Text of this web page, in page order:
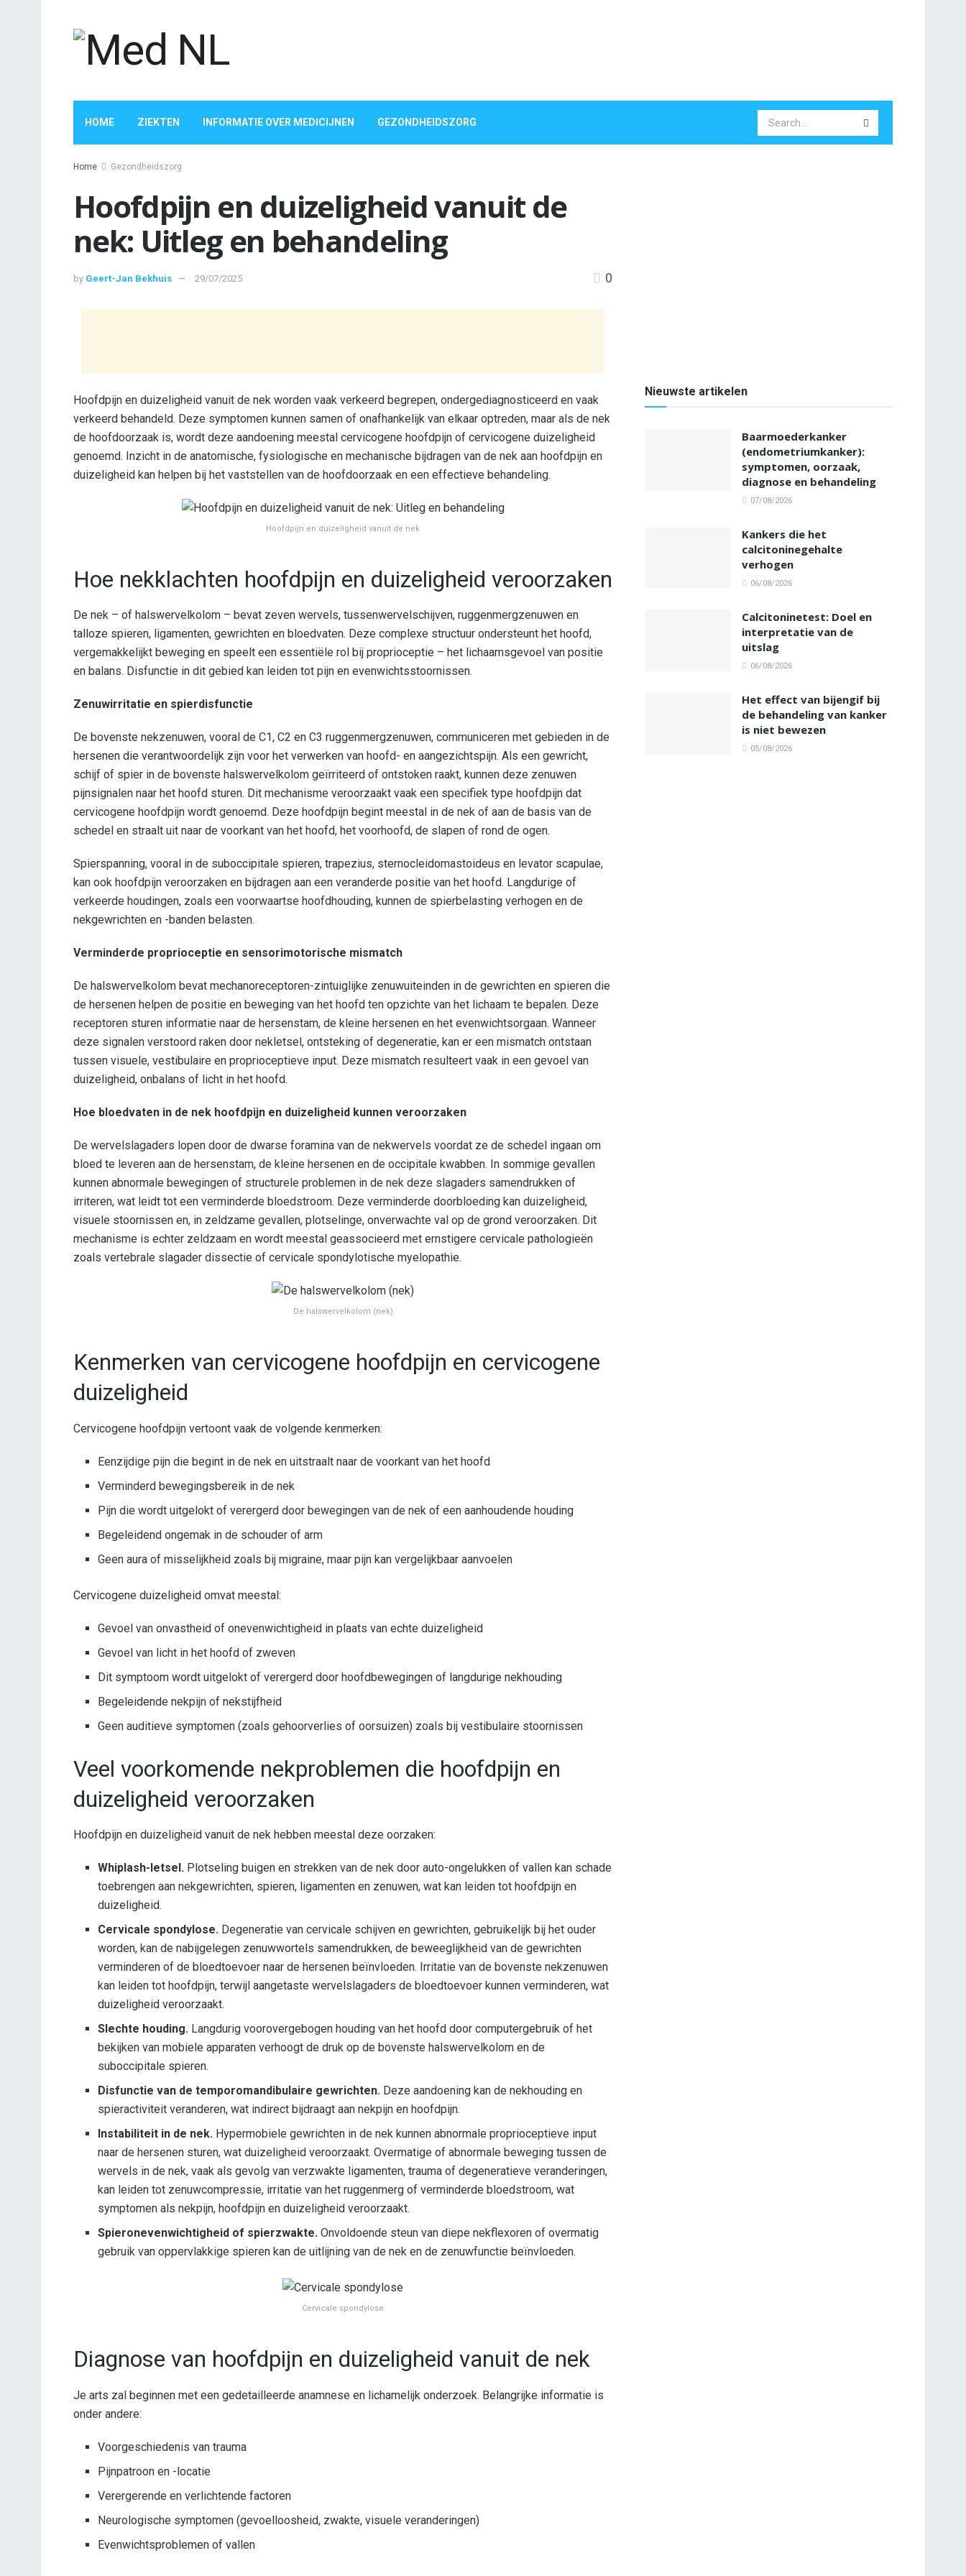
HOME ZIEKTEN INFORMATIE OVER MEDICIJNEN GEZONDHEIDSZORG
Home Gezondheidszorg
Hoofdpijn en duizeligheid vanuit de
nek: Uitleg en behandeling
by Geert-Jan Bekhuis 29/07/2025 0
Hoofdpijn en duizeligheid vanuit de nek worden vaak verkeerd begrepen, ondergediagnosticeerd en vaak
verkeerd behandeld. Deze symptomen kunnen samen of onafhankelijk van elkaar optreden, maar als de nek
de hoofdoorzaak is, wordt deze aandoening meestal cervicogene hoofdpijn of cervicogene duizeligheid
genoemd. Inzicht in de anatomische, fysiologische en mechanische bijdragen van de nek aan hoofdpijn en
duizeligheid kan helpen bij het vaststellen van de hoofdoorzaak en een effectieve behandeling.
Hoofdpijn en duizeligheid vanuit de nek
Hoe nekklachten hoofdpijn en duizeligheid veroorzaken
De nek – of halswervelkolom – bevat zeven wervels, tussenwervelschijven, ruggenmergzenuwen en
talloze spieren, ligamenten, gewrichten en bloedvaten. Deze complexe structuur ondersteunt het hoofd,
vergemakkelijkt beweging en speelt een essentiële rol bij proprioceptie – het lichaamsgevoel van positie
en balans. Disfunctie in dit gebied kan leiden tot pijn en evenwichtsstoornissen.
Zenuwirritatie en spierdisfunctie
De bovenste nekzenuwen, vooral de C1, C2 en C3 ruggenmergzenuwen, communiceren met gebieden in de
hersenen die verantwoordelijk zijn voor het verwerken van hoofd- en aangezichtspijn. Als een gewricht,
schijf of spier in de bovenste halswervelkolom geïrriteerd of ontstoken raakt, kunnen deze zenuwen
pijnsignalen naar het hoofd sturen. Dit mechanisme veroorzaakt vaak een specifiek type hoofdpijn dat
cervicogene hoofdpijn wordt genoemd. Deze hoofdpijn begint meestal in de nek of aan de basis van de
schedel en straalt uit naar de voorkant van het hoofd, het voorhoofd, de slapen of rond de ogen.
Spierspanning, vooral in de suboccipitale spieren, trapezius, sternocleidomastoideus en levator scapulae,
kan ook hoofdpijn veroorzaken en bijdragen aan een veranderde positie van het hoofd. Langdurige of
verkeerde houdingen, zoals een voorwaartse hoofdhouding, kunnen de spierbelasting verhogen en de
nekgewrichten en -banden belasten.
Verminderde proprioceptie en sensorimotorische mismatch
De halswervelkolom bevat mechanoreceptoren-zintuiglijke zenuwuiteinden in de gewrichten en spieren die
de hersenen helpen de positie en beweging van het hoofd ten opzichte van het lichaam te bepalen. Deze
receptoren sturen informatie naar de hersenstam, de kleine hersenen en het evenwichtsorgaan. Wanneer
deze signalen verstoord raken door nekletsel, ontsteking of degeneratie, kan er een mismatch ontstaan
tussen visuele, vestibulaire en proprioceptieve input. Deze mismatch resulteert vaak in een gevoel van
duizeligheid, onbalans of licht in het hoofd.
Hoe bloedvaten in de nek hoofdpijn en duizeligheid kunnen veroorzaken
De wervelslagaders lopen door de dwarse foramina van de nekwervels voordat ze de schedel ingaan om
bloed te leveren aan de hersenstam, de kleine hersenen en de occipitale kwabben. In sommige gevallen
kunnen abnormale bewegingen of structurele problemen in de nek deze slagaders samendrukken of
irriteren, wat leidt tot een verminderde bloedstroom. Deze verminderde doorbloeding kan duizeligheid,
visuele stoornissen en, in zeldzame gevallen, plotselinge, onverwachte val op de grond veroorzaken. Dit
mechanisme is echter zeldzaam en wordt meestal geassocieerd met ernstigere cervicale pathologieën
zoals vertebrale slagader dissectie of cervicale spondylotische myelopathie.
De halswervelkolom (nek)
Kenmerken van cervicogene hoofdpijn en cervicogene
duizeligheid
Cervicogene hoofdpijn vertoont vaak de volgende kenmerken:
Eenzijdige pijn die begint in de nek en uitstraalt naar de voorkant van het hoofd
Verminderd bewegingsbereik in de nek
Pijn die wordt uitgelokt of verergerd door bewegingen van de nek of een aanhoudende houding
Begeleidend ongemak in de schouder of arm
Geen aura of misselijkheid zoals bij migraine, maar pijn kan vergelijkbaar aanvoelen
Cervicogene duizeligheid omvat meestal:
Gevoel van onvastheid of onevenwichtigheid in plaats van echte duizeligheid
Gevoel van licht in het hoofd of zweven
Dit symptoom wordt uitgelokt of verergerd door hoofdbewegingen of langdurige nekhouding
Begeleidende nekpijn of nekstijfheid
Geen auditieve symptomen (zoals gehoorverlies of oorsuizen) zoals bij vestibulaire stoornissen
Veel voorkomende nekproblemen die hoofdpijn en
duizeligheid veroorzaken
Hoofdpijn en duizeligheid vanuit de nek hebben meestal deze oorzaken:
Whiplash-letsel. Plotseling buigen en strekken van de nek door auto-ongelukken of vallen kan schade
toebrengen aan nekgewrichten, spieren, ligamenten en zenuwen, wat kan leiden tot hoofdpijn en
duizeligheid.
Cervicale spondylose. Degeneratie van cervicale schijven en gewrichten, gebruikelijk bij het ouder
worden, kan de nabijgelegen zenuwwortels samendrukken, de beweeglijkheid van de gewrichten
verminderen of de bloedtoevoer naar de hersenen beïnvloeden. Irritatie van de bovenste nekzenuwen
kan leiden tot hoofdpijn, terwijl aangetaste wervelslagaders de bloedtoevoer kunnen verminderen, wat
duizeligheid veroorzaakt.
Slechte houding. Langdurig voorovergebogen houding van het hoofd door computergebruik of het
bekijken van mobiele apparaten verhoogt de druk op de bovenste halswervelkolom en de
suboccipitale spieren.
Disfunctie van de temporomandibulaire gewrichten. Deze aandoening kan de nekhouding en
spieractiviteit veranderen, wat indirect bijdraagt aan nekpijn en hoofdpijn.
Instabiliteit in de nek. Hypermobiele gewrichten in de nek kunnen abnormale proprioceptieve input
naar de hersenen sturen, wat duizeligheid veroorzaakt. Overmatige of abnormale beweging tussen de
wervels in de nek, vaak als gevolg van verzwakte ligamenten, trauma of degeneratieve veranderingen,
kan leiden tot zenuwcompressie, irritatie van het ruggenmerg of verminderde bloedstroom, wat
symptomen als nekpijn, hoofdpijn en duizeligheid veroorzaakt.
Spieronevenwichtigheid of spierzwakte. Onvoldoende steun van diepe nekflexoren of overmatig
gebruik van oppervlakkige spieren kan de uitlijning van de nek en de zenuwfunctie beïnvloeden.
Cervicale spondylose
Diagnose van hoofdpijn en duizeligheid vanuit de nek
Je arts zal beginnen met een gedetailleerde anamnese en lichamelijk onderzoek. Belangrijke informatie is
onder andere:
Voorgeschiedenis van trauma
Pijnpatroon en -locatie
Verergerende en verlichtende factoren
Neurologische symptomen (gevoelloosheid, zwakte, visuele veranderingen)
Evenwichtsproblemen of vallen
Nieuwste artikelen
Baarmoederkanker
(endometriumkanker):
symptomen, oorzaak,
diagnose en behandeling
07/08/2026
Kankers die het
calcitoninegehalte
verhogen
06/08/2026
Calcitoninetest: Doel en
interpretatie van de
uitslag
06/08/2026
Het effect van bijengif bij
de behandeling van kanker
is niet bewezen
05/08/2026